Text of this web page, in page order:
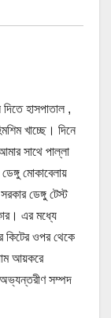
দিতে হাসপাতাল ,
খাচ্ছে। দিনে
সাথে পাল্লা
মোকাবেলায়
ডেঙ্গু টেস্ট
এর মধ্যে
কিটের ওপর থেকে
আয়করে
অভ্যন্তরীণ সম্পদ